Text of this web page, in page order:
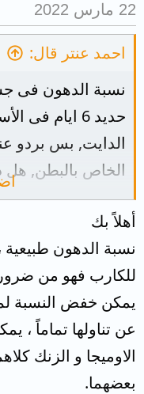
22 مارس 2022
احمد عنتر قال:
حديد 6 ايام
الدايت, بس بردو
الخاص بالبطن,
انسولين فى
وزنى و انى بحاول
عايز ابنى
ادخل فى اكلى
ولا انقص كارب
احسن منتج من
أهلاً بك
نسبة الدهون طبيعية ،
للكارب فهو من
يمكن خفض النسبة
عن تناولها تماماً ،
الاوميجا و الزنك
بعضهما.